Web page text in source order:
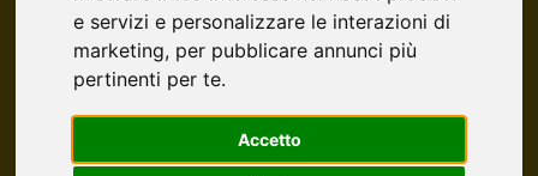
e servizi e personalizzare le interazioni di
marketing, per pubblicare annunci più
pertinenti per te.
Accetto
Filtri
Cerca